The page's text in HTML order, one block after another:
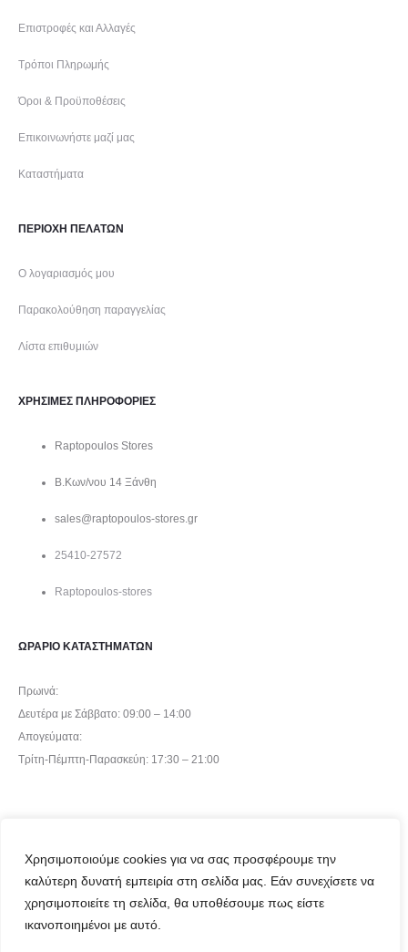
Χρησιμοποιούμε cookies για να σας προσφέρουμε την
καλύτερη δυνατή εμπειρία στη σελίδα μας. Εάν συνεχίσετε να
χρησιμοποιείτε τη σελίδα, θα υποθέσουμε πως είστε
ικανοποιημένοι με αυτό.
Επιστροφές και Αλλαγές
Τρόποι Πληρωμής
Όροι & Προϋποθέσεις
Επικοινωνήστε μαζί μας
Καταστήματα
ΠΕΡΙΟΧΗ ΠΕΛΑΤΩΝ
Ο λογαριασμός μου
Παρακολούθηση παραγγελίας
Λίστα επιθυμιών
ΧΡΗΣΙΜΕΣ ΠΛΗΡΟΦΟΡΙΕΣ
Raptopoulos Stores
Β.Κων/νου 14 Ξάνθη
sales@raptopoulos-stores.gr
25410-27572
Raptopoulos-stores
ΩΡΑΡΙΟ ΚΑΤΑΣΤΗΜΑΤΩΝ
Πρωινά:
Δευτέρα με Σάββατο: 09:00 – 14:00
Απογεύματα:
Τρίτη-Πέμπτη-Παρασκεύη: 17:30 – 21:00
©2024 Raptopoulos Stores